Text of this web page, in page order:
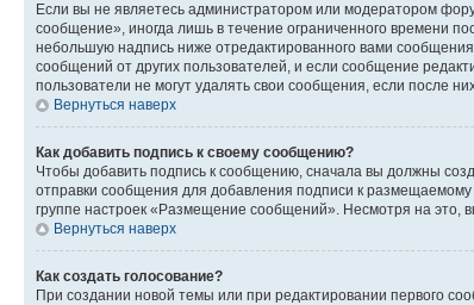
Если вы не являетесь администратором или модератором
сообщение», иногда лишь в течение ограниченного времени
небольшую надпись ниже отредактированного вами
сообщений от других пользователей, и если сообщение
пользователи не могут удалять свои сообщения, если после
Вернуться наверх
Как добавить подпись к своему сообщению?
Чтобы добавить подпись к сообщению, сначала вы должны
отправки сообщения для добавления подписи к
группе настроек «Размещение сообщений». Несмотря на
Вернуться наверх
Как создать голосование?
При создании новой темы или при редактировании первого